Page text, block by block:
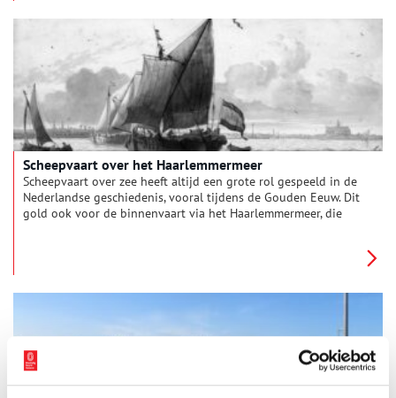
Scheepvaart over het Haarlemmermeer
Scheepvaart over zee heeft altijd een grote rol gespeeld in de
Nederlandse geschiedenis, vooral tijdens de Gouden Eeuw. Dit
gold ook voor de binnenvaart via het Haarlemmermeer, die